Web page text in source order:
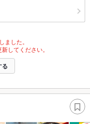
ました。
してください。
る